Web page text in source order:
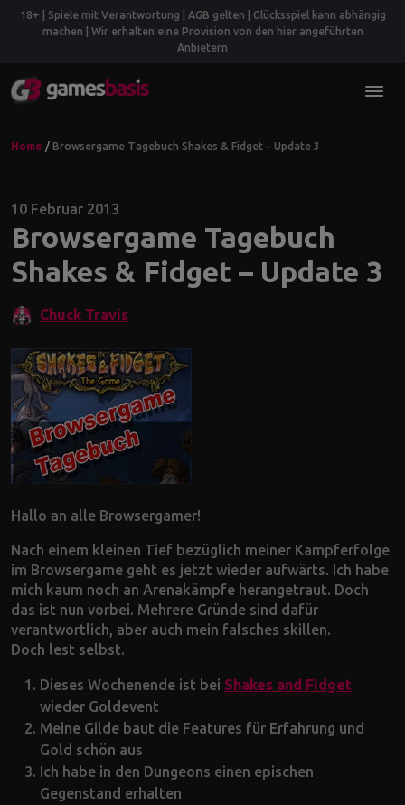
18+ | Spiele mit Verantwortung | AGB gelten | Glücksspiel kann abhängig
machen | Wir erhalten eine Provision von den hier angeführten
Anbietern
Home / Browsergame Tagebuch Shakes & Fidget – Update 3
10 Februar 2013
Browsergame Tagebuch
Shakes & Fidget – Update 3
Chuck Travis
Hallo an alle Browsergamer!
Nach einem kleinen Tief bezüglich meiner Kampferfolge
im Browsergame geht es jetzt wieder aufwärts. Ich habe
mich kaum noch an Arenakämpfe herangetraut. Doch
das ist nun vorbei. Mehrere Gründe sind dafür
verantwortlich, aber auch mein falsches skillen.
Doch lest selbst.
Dieses Wochenende ist bei Shakes and Fidget
wieder Goldevent
Meine Gilde baut die Features für Erfahrung und
Gold schön aus
Ich habe in den Dungeons einen epischen
Gegenstand erhalten